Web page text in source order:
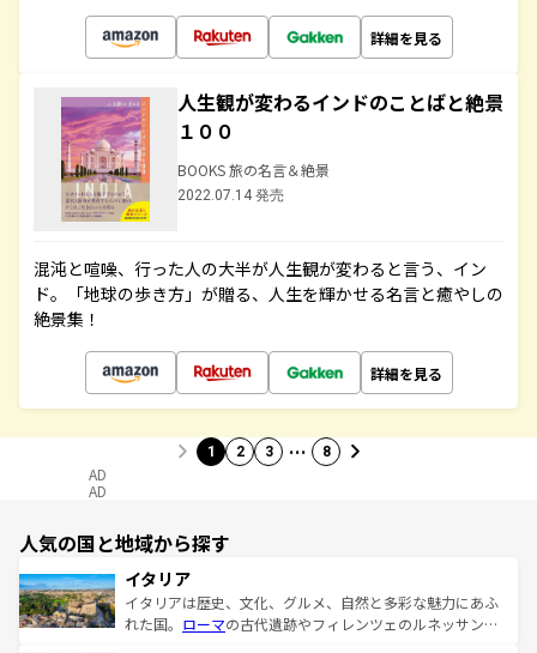
詳細を見る
人生観が変わるインドのことばと絶景
１００
BOOKS 旅の名言＆絶景
2022.07.14 発売
混沌と喧噪、行った人の大半が人生観が変わると言う、イン
ド。「地球の歩き方」が贈る、人生を輝かせる名言と癒やしの
絶景集！
詳細を見る
1 2 3 … 8
AD
AD
人気の国と地域から探す
イタリア
イタリアは歴史、文化、グルメ、自然と多彩な魅力にあふ
れた国。 ローマの古代遺跡やフィレンツェのルネッサンス